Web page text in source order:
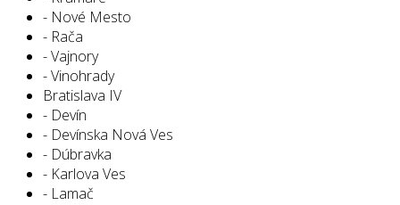
- Nové Mesto
- Rača
- Vajnory
- Vinohrady
Bratislava IV
- Devín
- Devínska Nová Ves
- Dúbravka
- Karlova Ves
- Lamač